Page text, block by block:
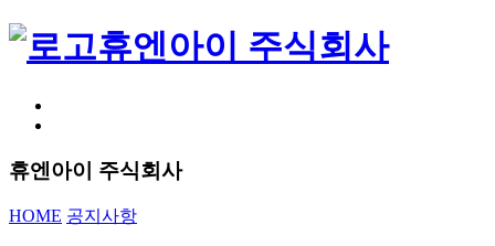
휴엔아이 주식회사
휴엔아이 주식회사
HOME 공지사항